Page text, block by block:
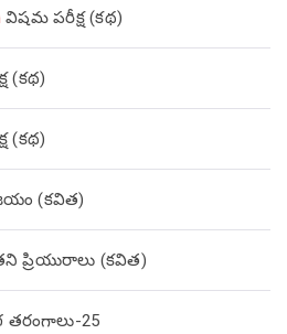
విషమ పరీక్ష (క‌థ‌)
(క‌థ‌)
(క‌థ‌)
(కవిత)
ప్రియురాలు (కవిత)
25